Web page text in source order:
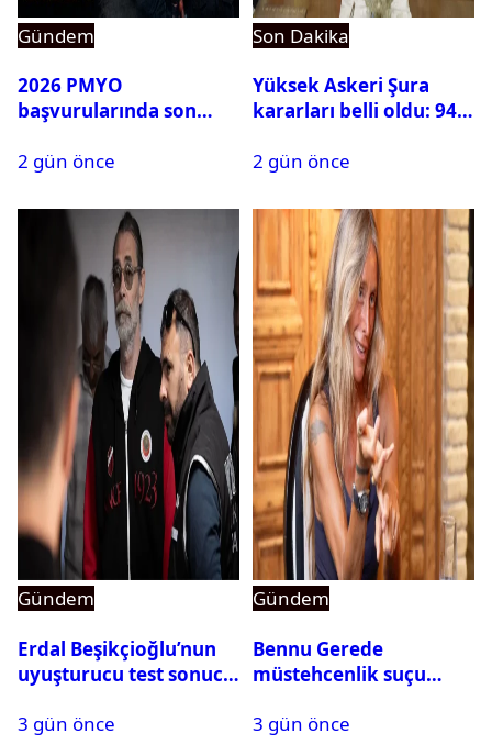
Gündem
2026 PMYO
başvurularında son
2 gün önce
Son Dakika
Yüksek Askeri Şura
kararları belli oldu: 94
2 gün önce
Gündem
Erdal Beşikçioğlu’nun
uyuşturucu test sonucu
3 gün önce
Gündem
Bennu Gerede
müstehcenlik suçu
alındı
3 gün önce